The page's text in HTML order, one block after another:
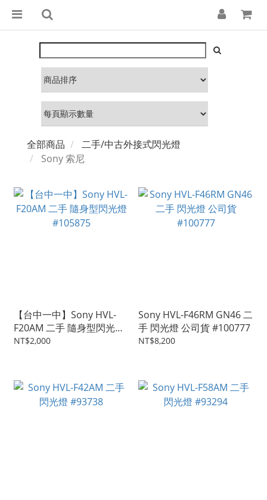
全部商品
二手/中古外接式閃光燈
Sony 索尼
【台中一中】Sony HVL-
F20AM 二手 隨身型閃光燈
#105875
NT$2,000
Sony HVL-F46RM GN46 二
手 閃光燈 公司貨 #100777
NT$8,200